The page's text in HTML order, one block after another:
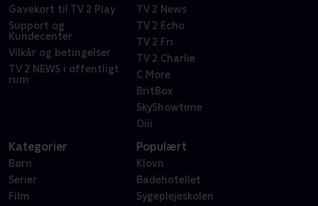
Gavekort til TV 2 Play
Support og
Kundecenter
Vilkår og betingelser
TV 2 NEWS i offentligt
rum
TV 2 News
TV 2 Echo
TV 2 Fri
TV 2 Charlie
C More
BritBox
SkyShowtime
Oiii
Kategorier
Børn
Serier
Film
Populært
Klovn
Badehotellet
Sygeplejeskolen